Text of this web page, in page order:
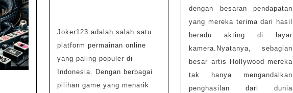
Joker123 adalah salah satu
platform permainan online
yang paling populer di
Indonesia. Dengan berbagai
pilihan game yang menarik
dengan besaran pendapatan
yang mereka terima dari hasil
beradu akting di layar
kamera.Nyatanya, sebagian
besar artis Hollywood mereka
tak hanya mengandalkan
penghasilan dari dunia